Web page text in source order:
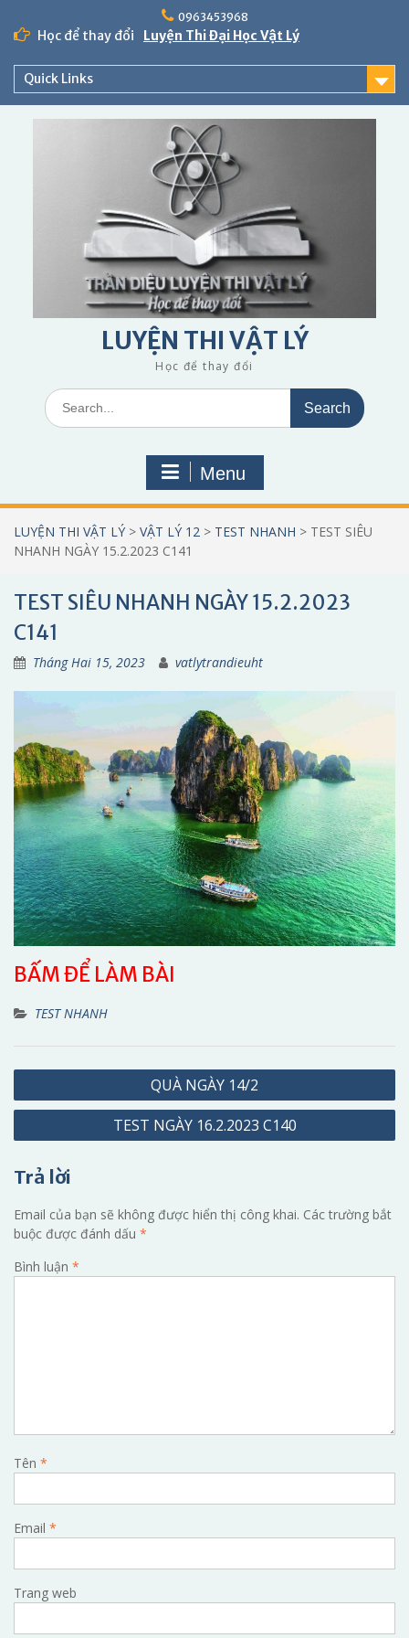
content
0963453968
Học để thay đổi Luyện Thi Đại Học Vật Lý
Quick Links
LUYỆN THI VẬT LÝ
Học để thay đổi
Search
for:
Menu
LUYỆN THI VẬT LÝ > VẬT LÝ 12 > TEST NHANH > TEST SIÊU
NHANH NGÀY 15.2.2023 C141
TEST SIÊU NHANH NGÀY 15.2.2023
C141
Tháng Hai 15, 2023 vatlytrandieuht
BẤM ĐỂ LÀM BÀI
TEST NHANH
Điều
hướng
QUÀ NGÀY 14/2
TEST NGÀY 16.2.2023 C140
Trả lời
Email của bạn sẽ không được hiển thị công khai. Các trường bắt
buộc được đánh dấu *
Bình luận *
Tên *
Email *
Trang web